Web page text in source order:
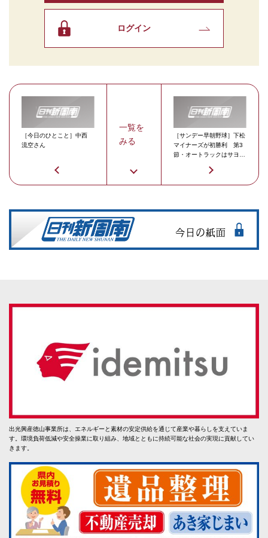
ログイン
［今日のひとこと］中西
流空さん
一覧を
みる
［サンデー早朝野球］下松
マイナーズが初勝利 第3
節・オートラックはサヨナ
出光興産徳山事業所は、エネルギーと素材の安定供給を通じて産業や暮らしを支えていま
す。環境負荷低減や安全操業に取り組み、地域とともに持続可能な社会の実現に貢献してい
きます。